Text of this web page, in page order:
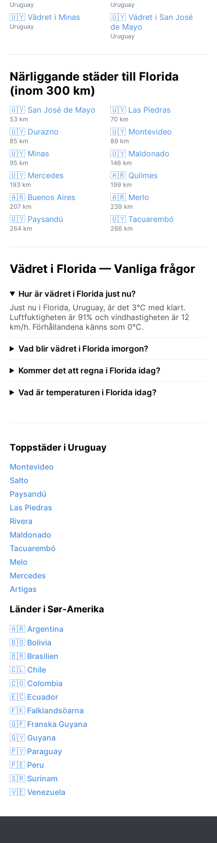
Uruguay Uruguay
🇺🇾 Vädret i Minas
Uruguay
🇺🇾 Vädret i San José
de Mayo
Uruguay
Närliggande städer till Florida
(inom 300 km)
🇺🇾 San José de Mayo
53 km
🇺🇾 Las Piedras
70 km
🇺🇾 Durazno
85 km
🇺🇾 Montevideo
89 km
🇺🇾 Minas
95 km
🇺🇾 Maldonado
146 km
🇺🇾 Mercedes
193 km
🇦🇷 Quilmes
199 km
🇦🇷 Buenos Aires
207 km
🇦🇷 Merlo
239 km
🇺🇾 Paysandú
264 km
🇺🇾 Tacuarembó
266 km
Vädret i Florida — Vanliga frågor
Hur är vädret i Florida just nu?
Just nu i Florida, Uruguay, är det 3°C med klart.
Luftfuktigheten är 91% och vindhastigheten är 12
km/h. Förhållandena känns som 0°C.
Vad blir vädret i Florida imorgon?
Kommer det att regna i Florida idag?
Vad är temperaturen i Florida idag?
Toppstäder i Uruguay
Montevideo
Salto
Paysandú
Las Piedras
Rivera
Maldonado
Tacuarembó
Melo
Mercedes
Artigas
Länder i Sør-Amerika
🇦🇷 Argentina
🇧🇴 Bolivia
🇧🇷 Brasilien
🇨🇱 Chile
🇨🇴 Colombia
🇪🇨 Ecuador
🇫🇰 Falklandsöarna
🇬🇫 Franska Guyana
🇬🇾 Guyana
🇵🇾 Paraguay
🇵🇪 Peru
🇸🇷 Surinam
🇻🇪 Venezuela